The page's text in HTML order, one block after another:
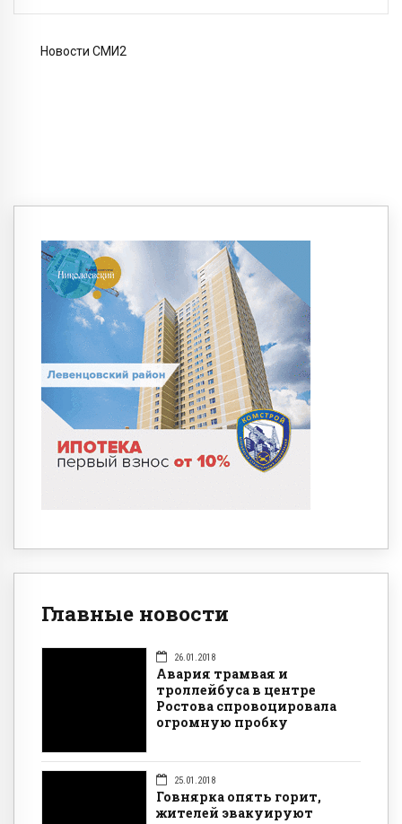
Новости СМИ2
Главные новости
26.01.2018
Авария трамвая и
троллейбуса в центре
Ростова спровоцировала
огромную пробку
25.01.2018
Говнярка опять горит,
жителей эвакуируют